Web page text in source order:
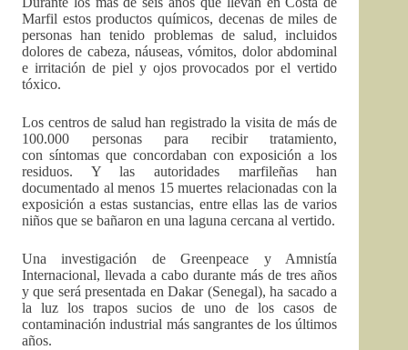
Marfil estos productos químicos, decenas de miles de
personas han tenido problemas de salud, incluidos
dolores de cabeza, náuseas, vómitos, dolor abdominal
e irritación de piel y ojos provocados por el vertido
tóxico.
Los centros de salud han registrado la visita de más de
100.000 personas para recibir tratamiento,
con síntomas que concordaban con exposición a los
residuos. Y las autoridades marfileñas han
documentado al menos 15 muertes relacionadas con la
exposición a estas sustancias, entre ellas las de varios
niños que se bañaron en una laguna cercana al vertido.
Una investigación de Greenpeace y Amnistía
Internacional, llevada a cabo durante más de tres años
y que será presentada en Dakar (Senegal), ha sacado a
la luz los trapos sucios de uno de los casos de
contaminación industrial más sangrantes de los últimos
años.